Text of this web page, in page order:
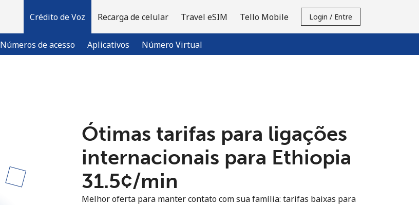
Crédito de Voz
Números de acesso Aplicativos Número Virtual
Recarga de celular Travel eSIM Tello Mobile Login / Entre
Já tem uma conta?ENTRE →
Entrar com
Ótimas tarifas para ligações
internacionais para Ethiopia
⁦31.5¢⁩/min
Melhor oferta para manter contato com sua família: tarifas baixas para